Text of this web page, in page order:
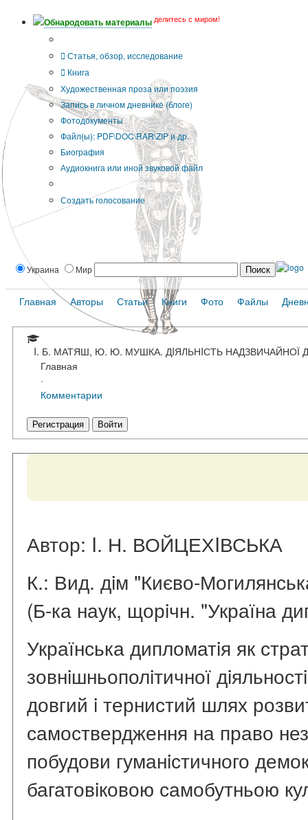
Обнародовать материалы делитесь с миром!
Статья, обзор, исследование
Книга
Художественная проза или поэзия
Запись в личном дневнике (блоге)
Фотодокументы
Файл(ы): PDF\DOC\RAR\ZIP и др.
Биография
Аудиокнига или иной звуковой файл
Дополнительные опции:
Создать голосование
Украина Мир
Главная Авторы Статьи Книги Фото Файлы
I. Б. МАТЯШ, Ю. Ю. МУШКА. ДIЯЛЬНIСТЬ НАДЗВИЧАЙНОЇ
Главная
·
Комментарии
Регистрация Войти
Автор: I. Н. ВОЙЦЕХIВСЬКА
К.: Вид. дiм "Києво-
(Б-ка наук, щорiчн. "Україна
Українська дипломатiя як
зовнiшньополiтичної
довгий i тернистий шлях
самоствердження на право
побудови гуманiстичного
багатовiковою самобутньою